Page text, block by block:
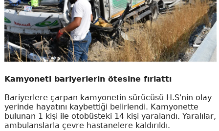
Kamyoneti bariyerlerin ötesine fırlattı
Bariyerlere çarpan kamyonetin sürücüsü H.S'nin olay
yerinde hayatını kaybettiği belirlendi. Kamyonette
bulunan 1 kişi ile otobüsteki 14 kişi yaralandı. Yaralılar,
ambulanslarla çevre hastanelere kaldırıldı.